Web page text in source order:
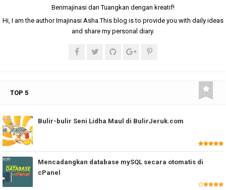
Berimajinasi dan Tuangkan dengan kreatif!
Hi, I am the author Imajinasi Asha.This blog is to provide you with daily ideas
and share my personal diary.
TOP 5
Bulir-bulir Seni Lidha Maul di BulirJeruk.com
Mencadangkan database mySQL secara otomatis di
cPanel